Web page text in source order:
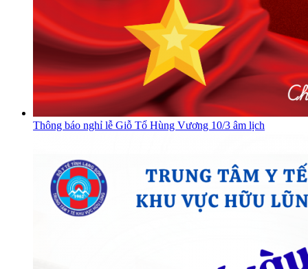
Thông báo nghỉ lễ Giỗ Tổ Hùng Vương 10/3 âm lịch